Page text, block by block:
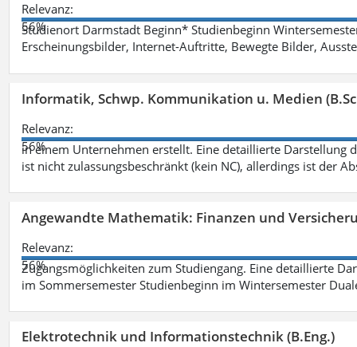
Relevanz:
56%
Studienort Darmstadt Beginn* Studienbeginn
Erscheinungsbilder, Internet-Auftritte, Bewegte Bilder,
Informatik, Schwp. Kommunikation u. Medien
Relevanz:
56%
in einem Unternehmen erstellt. Eine detaillierte Darstellung
ist nicht zulassungsbeschränkt (kein NC), allerdings ist der
Angewandte Mathematik: Finanzen und
Relevanz:
56%
Zugangsmöglichkeiten zum Studiengang. Eine detaillierte
im Sommersemester Studienbeginn im Wintersemester
Elektrotechnik und Informationstechnik (B.Eng.)